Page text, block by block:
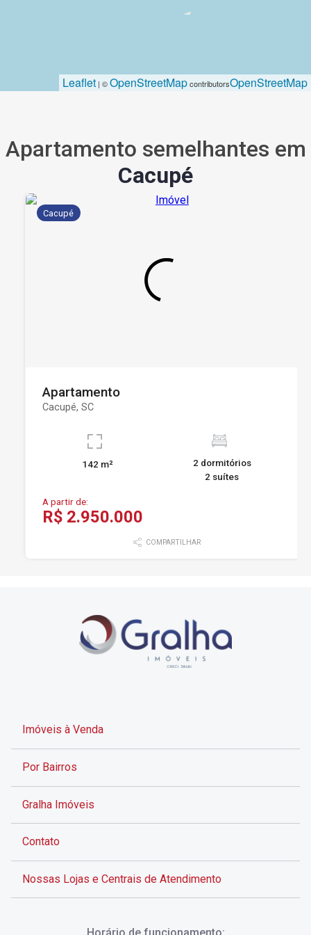
Leaflet | ©OpenStreetMapcontributorsOpenStreetMap
Apartamento semelhantes em
Cacupé
Cacupé
Apartamento
Cacupé, SC
142 m²
2 dormitórios
2 suítes
A partir de:
R$ 2.950.000
COMPARTILHAR
Imóveis à Venda
Por Bairros
Gralha Imóveis
Contato
Nossas Lojas e Centrais de Atendimento